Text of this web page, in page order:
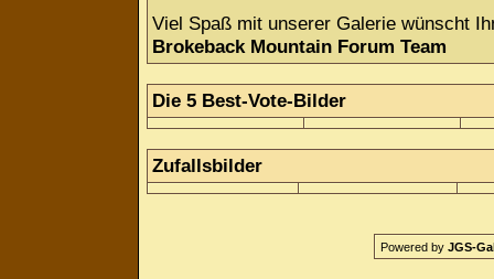
Viel Spaß mit unserer Galerie wünscht
Brokeback Mountain Forum Team
Die 5 Best-Vote-Bilder
Zufallsbilder
Powered by JGS-